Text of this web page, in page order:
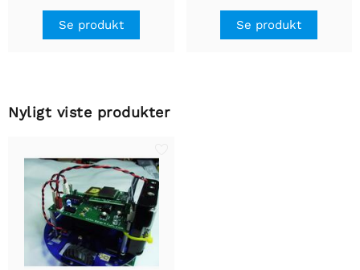
Se produkt Se produkt
Nyligt viste produkter